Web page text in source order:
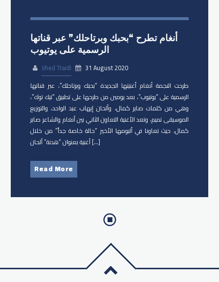
أنغام تطرح “بحبك وبرتاحلك” عبر قناتها
الرسمية على يوتيوب
Jihed Traidi
31 August 2020
طرحت النجمة أنغام أغنيتها الجديدة “بحبك وبرتاحلك”، عبر قناتها
الرسمية على “يوتيوب”، بعد يومين من طرحها على تطبيق “تيك توك”،
وهي من كلمات صابر كمال، وألحان إيهاب عبد الواحد، والتوزيع
الموسيقى تميم، وتعد الأغنية التعاون الثاني بين أنغام والشاعر صابر
كمال، حيث تعاونا في ألبومها الأخير “حالة خاصة جداً” من خلال
أغنية بعنوان “هدنة” ألحان […]
Read More